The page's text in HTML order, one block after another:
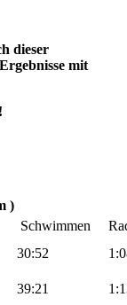
dieser
mit
)
Schwimmen
30:52
39:21